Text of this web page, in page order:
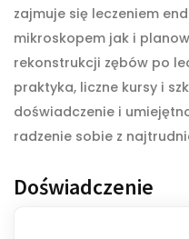
zajmuje się leczeniem
mikroskopem jak i
rekonstrukcji zębów po
praktyka, liczne kursy i
doświadczenie i
radzenie sobie z
Doświadczenie